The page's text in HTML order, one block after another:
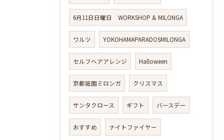
6月11日日曜日 WORKSHOP & MILONGA
ワルツ YOKOHAMAPARADOSMILONGA
セルフヘアアレンジ Halloween
京都祇園ミロンガ クリスマス
サンタクロース ギフト バースデー
おすすめ ナイトファイヤー